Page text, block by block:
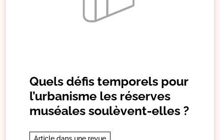
Quels défis temporels pour
l’urbanisme les réserves
muséales soulèvent-elles ?
Article dans une revue